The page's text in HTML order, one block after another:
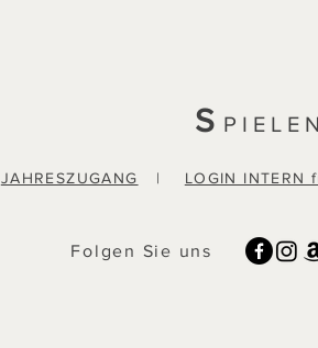
S
JAHRESZUGANG | LOGIN INTERN
Folgen Sie uns